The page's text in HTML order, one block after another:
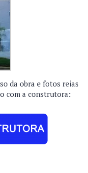
da obra e fotos reias
com a construtora: